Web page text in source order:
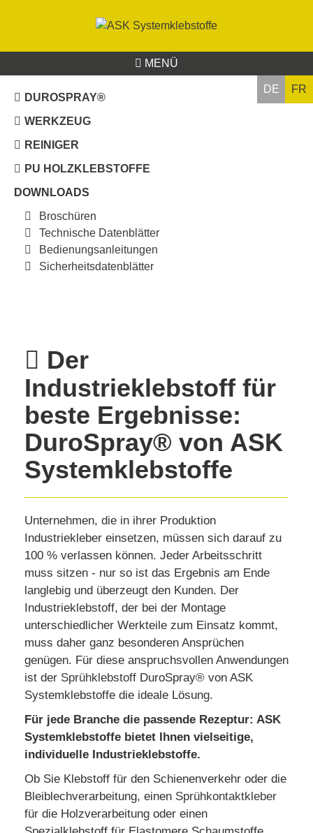
MENÜ
DE FR
DUROSPRAY®
WERKZEUG
REINIGER
PU HOLZKLEBSTOFFE
DOWNLOADS
Broschüren
Technische Datenblätter
Bedienungsanleitungen
Sicherheitsdatenblätter
Der
Industrieklebstoff für
beste Ergebnisse:
DuroSpray® von ASK
Systemklebstoffe
Unternehmen, die in ihrer Produktion
Industriekleber einsetzen, müssen sich darauf zu
100 % verlassen können. Jeder Arbeitsschritt
muss sitzen - nur so ist das Ergebnis am Ende
langlebig und überzeugt den Kunden. Der
Industrieklebstoff, der bei der Montage
unterschiedlicher Werkteile zum Einsatz kommt,
muss daher ganz besonderen Ansprüchen
genügen. Für diese anspruchsvollen Anwendungen
ist der Sprühklebstoff DuroSpray® von ASK
Systemklebstoffe die ideale Lösung.
Für jede Branche die passende Rezeptur: ASK
Systemklebstoffe bietet Ihnen vielseitige,
individuelle Industrieklebstoffe.
Ob Sie Klebstoff für den Schienenverkehr oder die
Bleiblechverarbeitung, einen Sprühkontaktkleber
für die Holzverarbeitung oder einen